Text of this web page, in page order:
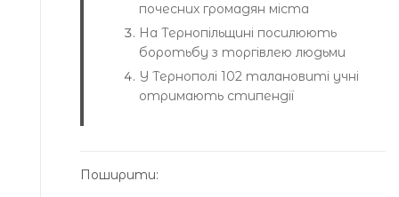
почесних громадян міста
На Тернопільщині посилюють
боротьбу з торгівлею людьми
У Тернополі 102 талановиті учні
отримають стипендії
Поширити: